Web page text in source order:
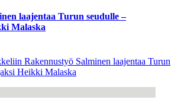
laajentaa Turun seudulle –
Malaska
Rakennustyö Salminen laajentaa Turun
Heikki Malaska